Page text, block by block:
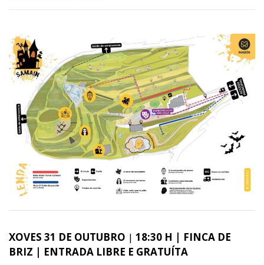
XOVES 31 DE OUTUBRO | 18:30 H | FINCA DE
BRIZ | ENTRADA LIBRE E GRATUÍTA